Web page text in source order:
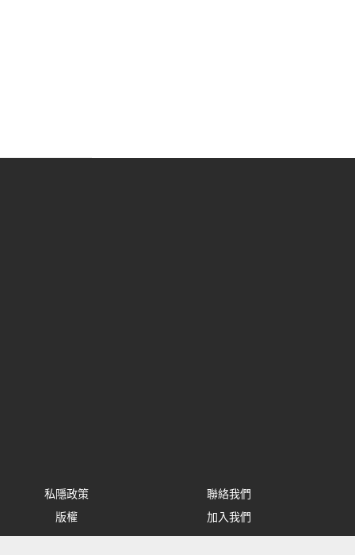
私隱政策
聯絡我們
版權 加入我們